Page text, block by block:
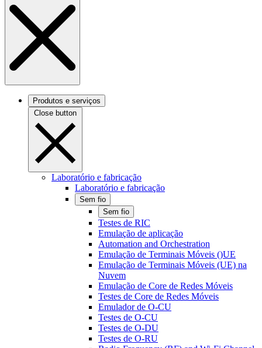
Produtos e serviços
Close button
Laboratório e fabricação
Laboratório e fabricação
Sem fio
Sem fio
Testes de RIC
Emulação de aplicação
Automation and Orchestration
Emulação de Terminais Móveis ()UE
Emulação de Terminais Móveis (UE) na
Nuvem
Emulação de Core de Redes Móveis
Testes de Core de Redes Móveis
Emulador de O-CU
Testes de O-CU
Testes de O-DU
Testes de O-RU